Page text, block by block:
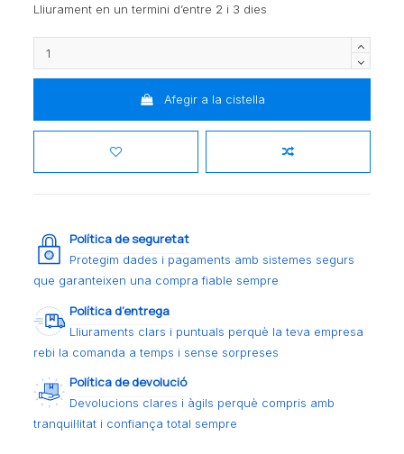
Lliurament en un termini d’entre 2 i 3 dies
Afegir a la cistella
Política de seguretat
Protegim dades i pagaments amb sistemes segurs
que garanteixen una compra fiable sempre
Política d’entrega
Lliuraments clars i puntuals perquè la teva empresa
rebi la comanda a temps i sense sorpreses
Política de devolució
Devolucions clares i àgils perquè compris amb
tranquil·litat i confiança total sempre